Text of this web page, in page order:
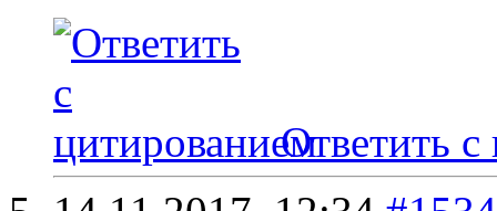
Ответить с